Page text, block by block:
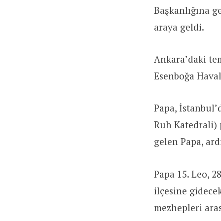
Başkanlığına
araya geldi.
Ankara’daki
Esenboğa
Papa,
Ruh Katedrali)
gelen Papa,
Papa 15. Leo,
ilçesine
mezhepleri